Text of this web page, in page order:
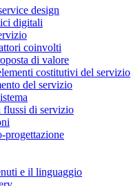
design
digitali
coinvolti
di valore
costitutivi del servizio
del servizio
flussi di servizio
progettazione
e il linguaggio